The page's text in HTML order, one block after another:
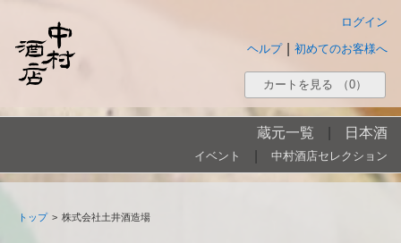
ログイン
初めてのお客様へ
ヘルプ
カートを見る （0）
蔵元一覧 日本酒
イベント 中村酒店セレクション
トップ > 株式会社土井酒造場